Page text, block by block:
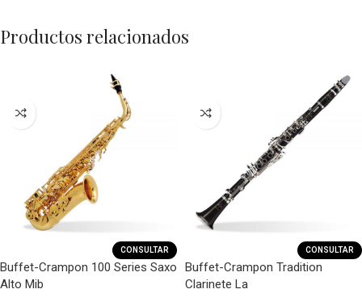
Productos relacionados
CONSULTAR
Buffet-Crampon 100 Series Saxo
Alto Mib
CONSULTAR
Buffet-Crampon Tradition
Clarinete La